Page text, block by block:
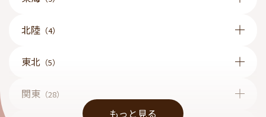
北陸 （4）
東北 （5）
関東 （28）
もっと見る